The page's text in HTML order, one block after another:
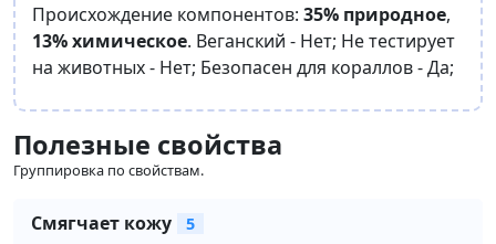
Происхождение компонентов: 35% природное,
13% химическое. Веганский - Нет; Не тестирует
на животных - Нет; Безопасен для кораллов -Да;
Полезные свойства
Группировка по свойствам.
Смягчает кожу 5